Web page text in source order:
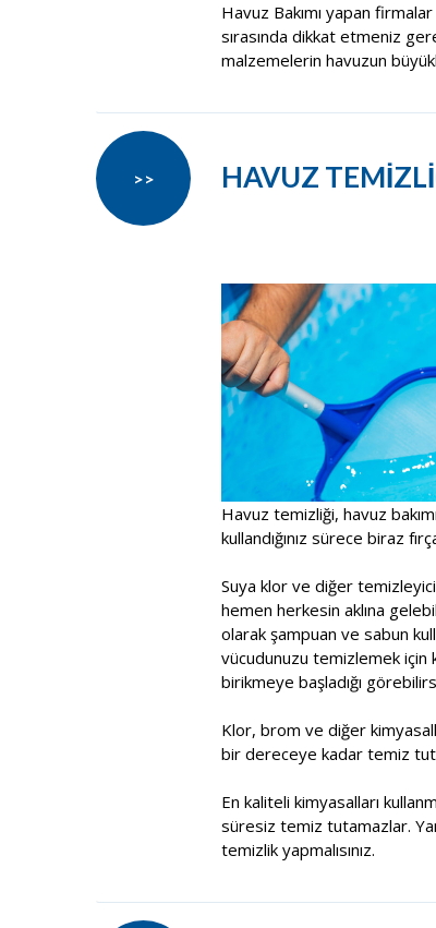
Havuz Bakımı yapan
sırasında dikkat etmeniz
malzemelerin havuzun
HAVUZ
>>
Havuz temizliği, havuz
kullandığınız sürece biraz
Suya klor ve diğer
hemen herkesin aklına
olarak şampuan ve sabun
vücudunuzu temizlemek için
birikmeye başladığı
Klor, brom ve diğer
bir dereceye kadar temiz
En kaliteli kimyasalları
süresiz temiz tutamazlar.
temizlik yapmalısınız.